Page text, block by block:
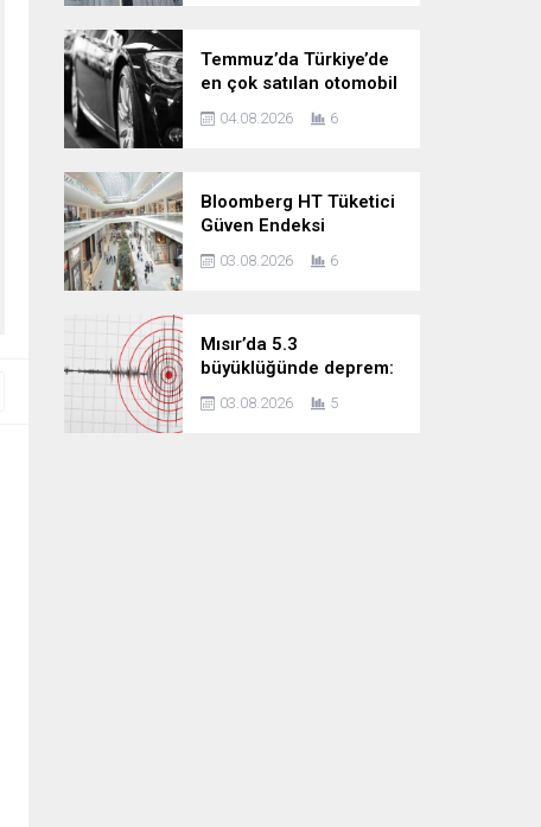
Temmuz’da Türkiye’de
en çok satılan otomobil
markaları
04.08.2026 6
Bloomberg HT Tüketici
Güven Endeksi
Temmuz’da arttı
03.08.2026 6
Mısır’da 5.3
büyüklüğünde deprem:
Çevre ülkelerde de
paniğe neden oldu
03.08.2026 5